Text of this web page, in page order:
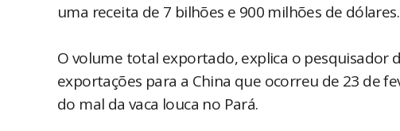
uma receita de 7 bilhões e 900 milhões de dólares.
O volume total exportado, explica o pesquisador
exportações para a China que ocorreu de 23 de
do mal da vaca louca no Pará.